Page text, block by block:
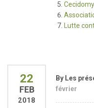
Lutte
22
FEB
2018
By Les
février